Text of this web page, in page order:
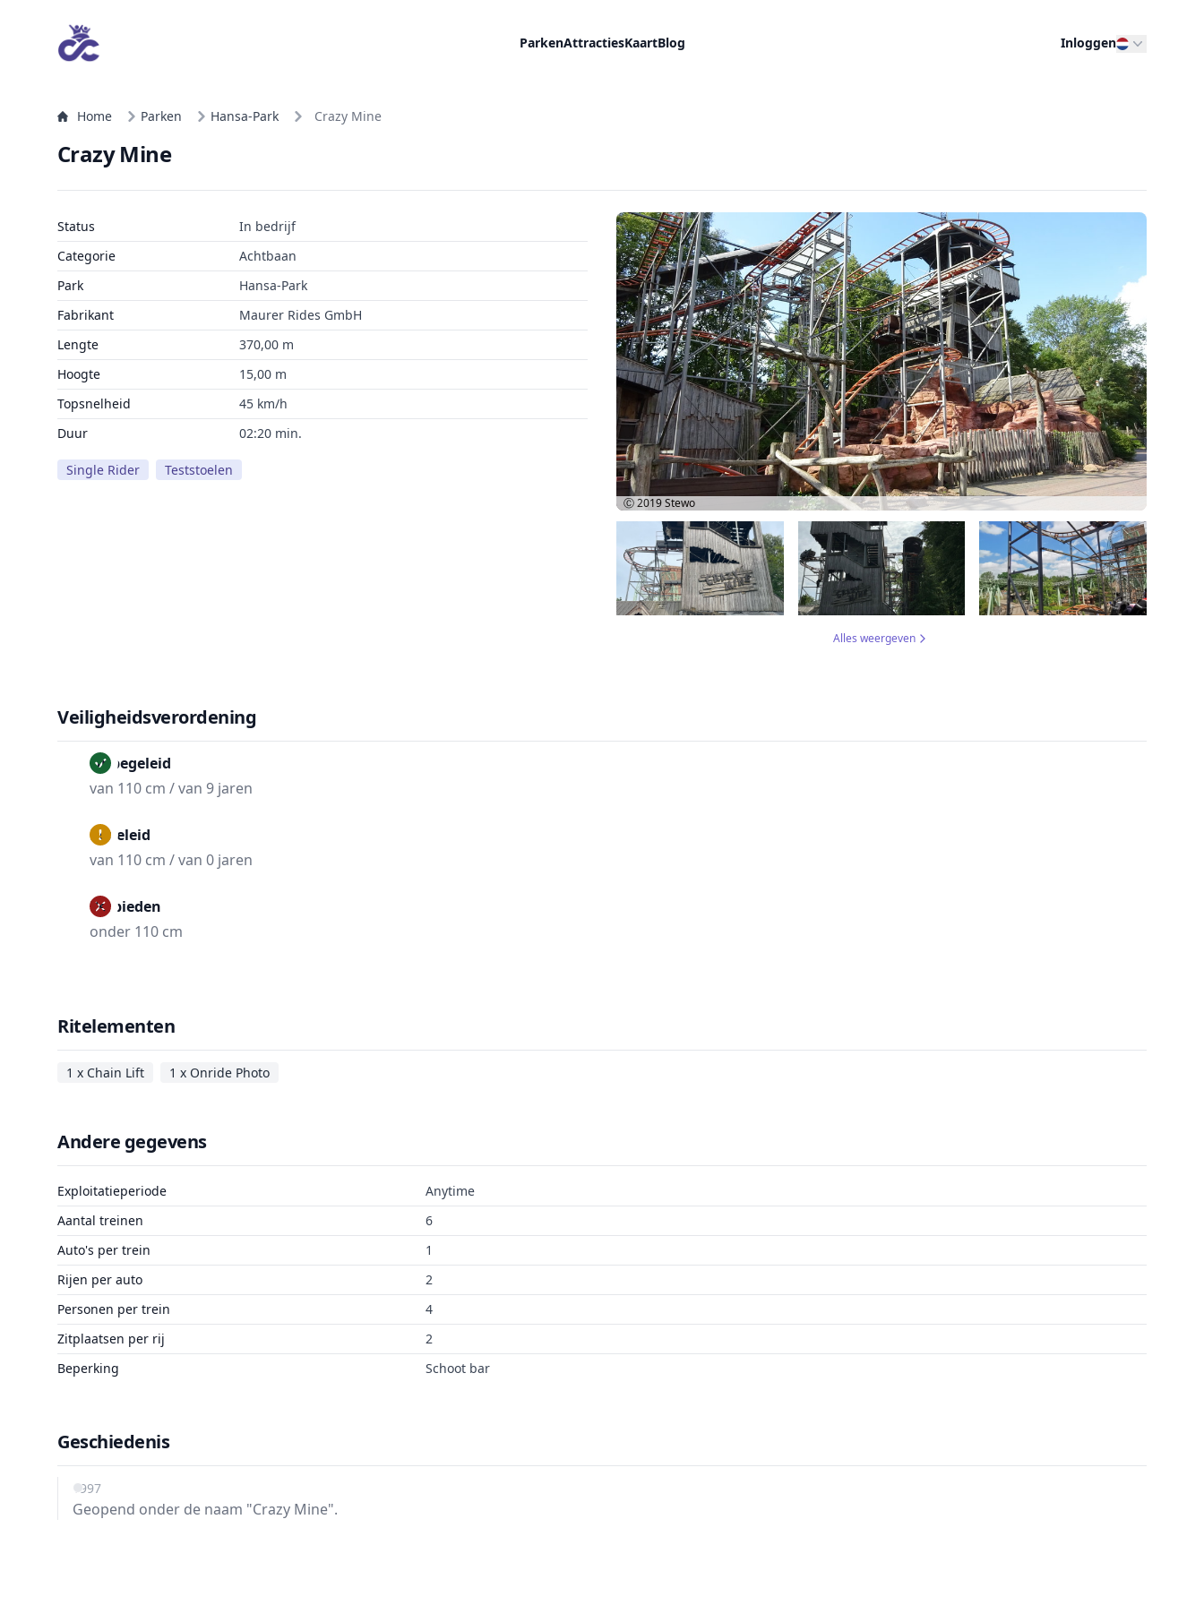
ParkenAttractiesKaartBlog Inloggen
Home Parken Hansa-Park Crazy Mine
Crazy Mine
Status
In bedrijf
Categorie
Achtbaan
Park
Hansa-Park
Fabrikant
Maurer Rides GmbH
Lengte
370,00 m
Hoogte
15,00 m
Topsnelheid
45 km/h
Duur
02:20 min.
Single Rider Teststoelen
Ⓒ 2019Stewo
Alles weergeven
Veiligheidsverordening
Onbegeleid
van 110 cm / van 9 jaren
Begeleid
van 110 cm / van 0 jaren
Verbieden
onder 110 cm
Ritelementen
1 x Chain Lift 1 x Onride Photo
Andere gegevens
Exploitatieperiode
Anytime
Aantal treinen
6
Auto's per trein
1
Rijen per auto
2
Personen per trein
4
Zitplaatsen per rij
2
Beperking
Schoot bar
Geschiedenis
1997
Geopend onder de naam "Crazy Mine".